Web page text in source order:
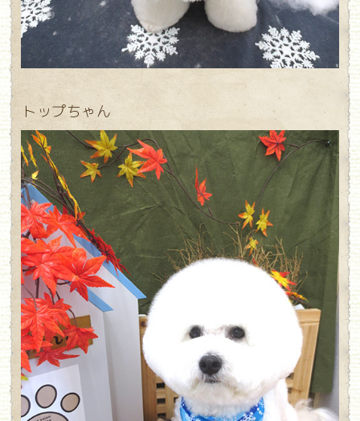
トップちゃん